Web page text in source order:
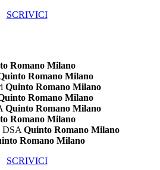
SCRIVICI
Romano Milano
Romano Milano
Quinto Romano Milano
Romano Milano
Quinto Romano Milano
Romano Milano
DSA Quinto Romano Milano
Romano Milano
SCRIVICI